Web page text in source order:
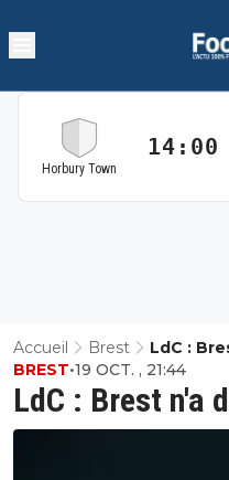
Horbury Town
14:00
Accueil Brest LdC :
LdC : Brest n'a
BREST•19 OCT. , 21:44